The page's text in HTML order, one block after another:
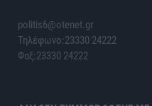
politis6@otenet.gr
Τηλέφωνο:23330 24222
Φαξ:23330 24222